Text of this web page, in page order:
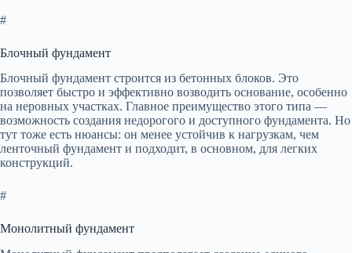
#
Блочный фундамент
Блочный фундамент строится из бетонных блоков. Это
позволяет быстро и эффективно возводить основание, особенно
на неровных участках. Главное преимущество этого типа —
возможность создания недорогого и доступного фундамента. Но
тут тоже есть нюансы: он менее устойчив к нагрузкам, чем
ленточный фундамент и подходит, в основном, для легких
конструкций.
#
Монолитный фундамент